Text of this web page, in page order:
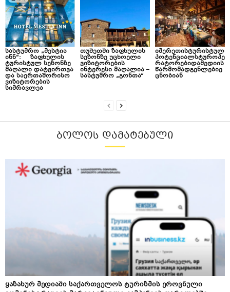
სასტუმრო „მესტია
ინნ“: ზაფხულის
ტურისტულ სეზონზე
მაღალი დატვირთვა
და საერთაშორისო
ვიზიტორების
სიმრავლეა
თუშეთში ზაფხულის
სეზონზე უცხოელი
ვიზიტორების
ინტერესი მაღალია –
სასტუმრო „გონთა“
იმერეთისტურისტულ
პოტენციალსტუროპე
რატორებიდამედიის
წარმომადგენლებიე
ცნობიან
ᲑᲝᲚᲝᲡ ᲓᲐᲛᲐᲢᲔᲑᲣᲚᲘ
ყაზახურ მედიაში საქართველოს ტურიზმის ეროვნული